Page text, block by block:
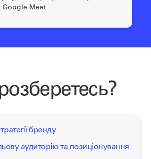
Google Meet
бренду
аудиторію та позиціонування